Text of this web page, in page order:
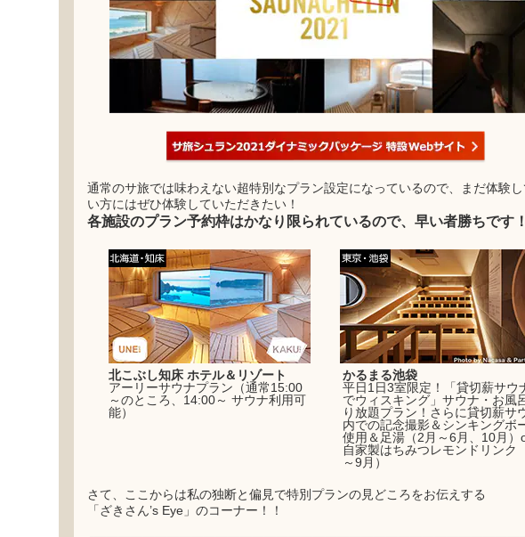
通常のサ旅では味わえない超特別なプラン設定になっているので、まだ体験
い方にはぜひ体験していただきたい！
各施設のプラン予約枠はかなり限られているので、早い者勝ちです
北こぶし知床 ホテル＆リゾート
アーリーサウナプラン（通常15:00
～のところ、14:00～ サウナ利用可
能）
かるまる池袋
平日1日3室限定！「貸切薪サウ
でウィスキング」サウナ・お風
り放題プラン！さらに貸切薪サ
内での記念撮影＆シンキングボ
使用＆足湯（2月～6月、10月）
自家製はちみつレモンドリンク
～9月）
さて、ここからは私の独断と偏見で特別プランの見どころをお伝えする
「ざきさん’s Eye」のコーナー！！